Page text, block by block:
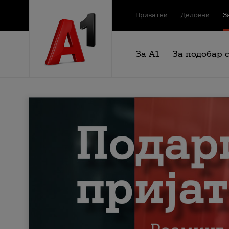
Приватни Деловни
За А1 За подобар